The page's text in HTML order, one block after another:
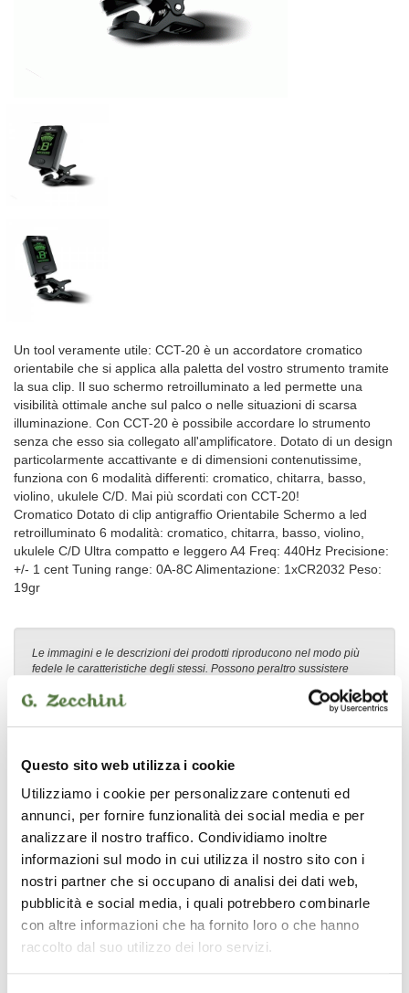
Questo sito web utilizza i cookie
Utilizziamo i cookie per personalizzare contenuti ed
annunci, per fornire funzionalità dei social media e per
analizzare il nostro traffico. Condividiamo inoltre
informazioni sul modo in cui utilizza il nostro sito con i
nostri partner che si occupano di analisi dei dati web,
pubblicità e social media, i quali potrebbero combinarle
con altre informazioni che ha fornito loro o che hanno
raccolto dal suo utilizzo dei loro servizi.
Un tool veramente utile: CCT-20 è un accordatore cromatico
orientabile che si applica alla paletta del vostro strumento tramite
la sua clip. Il suo schermo retroilluminato a led permette una
visibilità ottimale anche sul palco o nelle situazioni di scarsa
illuminazione. Con CCT-20 è possibile accordare lo strumento
senza che esso sia collegato all'amplificatore. Dotato di un design
particolarmente accattivante e di dimensioni contenutissime,
funziona con 6 modalità differenti: cromatico, chitarra, basso,
violino, ukulele C/D. Mai più scordati con CCT-20!
Cromatico Dotato di clip antigraffio Orientabile Schermo a led
retroilluminato 6 modalità: cromatico, chitarra, basso, violino,
ukulele C/D Ultra compatto e leggero A4 Freq: 440Hz Precisione:
+/- 1 cent Tuning range: 0A-8C Alimentazione: 1xCR2032 Peso:
19gr
Le immagini e le descrizioni dei prodotti riproducono nel modo più
fedele le caratteristiche degli stessi. Possono peraltro sussistere
accessori. Le immagini e le descrizioni devono quindi intendersi
come indicative. Farà fede la descrizione del prodotto contenuta nel
modulo d’ordine.